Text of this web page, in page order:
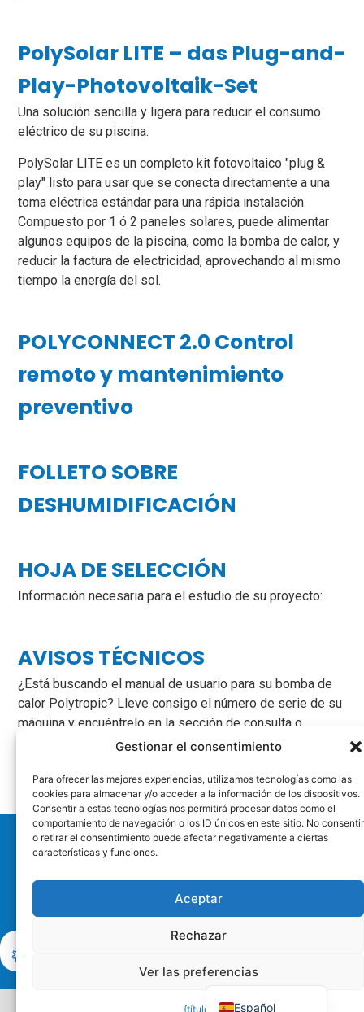
Gestionar el consentimiento
Para ofrecer las mejores experiencias, utilizamos tecnologías como las
cookies para almacenar y/o acceder a la información de los dispositivos.
Consentir a estas tecnologías nos permitirá procesar datos como el
comportamiento de navegación o los ID únicos en este sitio. No consentir
o retirar el consentimiento puede afectar negativamente a ciertas
características y funciones.
Aceptar
Rechazar
Ver las preferencias
{título}
PolySolar LITE – das Plug-and-
Play-Photovoltaik-Set
Una solución sencilla y ligera para reducir el consumo
eléctrico de su piscina.
PolySolar LITE es un completo kit fotovoltaico "plug &
play" listo para usar que se conecta directamente a una
toma eléctrica estándar para una rápida instalación.
Compuesto por 1 ó 2 paneles solares, puede alimentar
algunos equipos de la piscina, como la bomba de calor, y
reducir la factura de electricidad, aprovechando al mismo
tiempo la energía del sol.
POLYCONNECT 2.0 Control
remoto y mantenimiento
preventivo
FOLLETO SOBRE
DESHUMIDIFICACIÓN
HOJA DE SELECCIÓN
Información necesaria para el estudio de su proyecto:
AVISOS TÉCNICOS
¿Está buscando el manual de usuario para su bomba de
calor Polytropic? Lleve consigo el número de serie de su
máquina y encuéntrelo en la sección de consulta o
descarga en línea:
Distribución
Asistencia técnica
Información
Contactar con el Servicio
Copyright 2025 www.polytropic.fr ｜ Sitio creado por
Español
Français